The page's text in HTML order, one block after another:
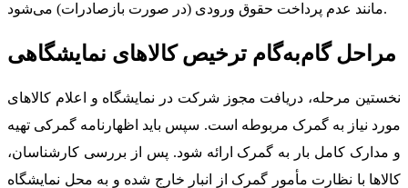
مانند عدم پرداخت حقوق ورودی (در صورت بازصادرات) می‌شود.
مراحل گام‌به‌گام ترخیص کالاهای نمایشگاهی
نخستین مرحله، دریافت مجوز شرکت در نمایشگاه و اعلام کالاهای
مورد نیاز به گمرک مربوطه است. سپس باید اظهارنامه گمرکی تهیه
و مدارک کامل بار به گمرک ارائه شود. پس از بررسی کارشناسان،
کالاها با نظارت مأمور گمرک از انبار خارج شده و به محل نمایشگاه